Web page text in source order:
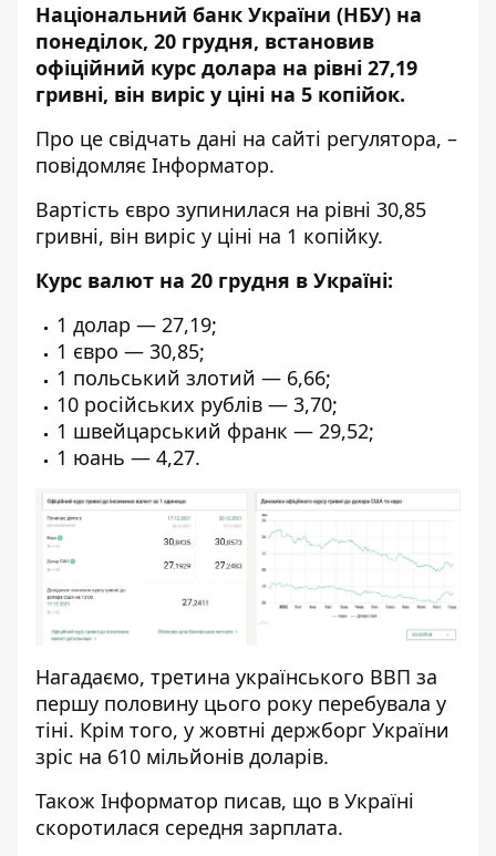
Національний банк України (НБУ) на
понеділок, 20 грудня, встановив
офіційний курс долара на рівні 27,19
гривні, він виріс у ціні на 5 копійок.
Про це свідчать дані на сайті регулятора, –
повідомляє Інформатор.
Вартість євро зупинилася на рівні 30,85
гривні, він виріс у ціні на 1 копійку.
Курс валют на 20 грудня в Україні:
1 долар — 27,19;
1 євро — 30,85;
1 польський злотий — 6,66;
10 російських рублів — 3,70;
1 швейцарський франк — 29,52;
1 юань — 4,27.
Нагадаємо, третина українського ВВП за
першу половину цього року перебувала у
тіні. Крім того, у жовтні держборг України
зріс на 610 мільйонів доларів.
Також Інформатор писав, що в Україні
скоротилася середня зарплата.